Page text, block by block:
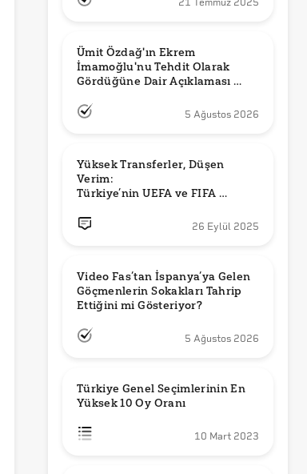
21 Temmuz 2025
Ümit Özdağ'ın Ekrem
İmamoğlu'nu Tehdit Olarak
Gördüğüne Dair Açıklaması
5 Ağustos 2026
Yüksek Transferler, Düşen
Verim:
Türkiye’nin UEFA ve FIFA
26 Eylül 2025
Video Fas’tan İspanya’ya Gelen
Göçmenlerin Sokakları Tahrip
Ettiğini mi Gösteriyor?
5 Ağustos 2026
Türkiye Genel Seçimlerinin En
Yüksek 10 Oy Oranı
10 Mart 2023